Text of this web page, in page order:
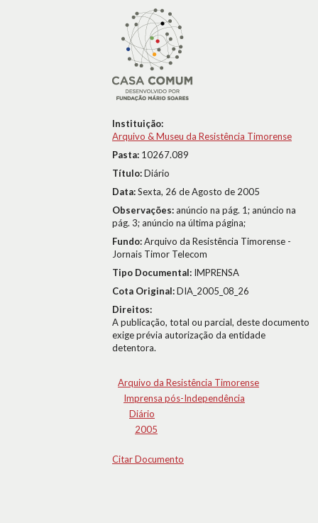
Instituição:
Arquivo & Museu da Resistência Timorense
Pasta: 10267.089
Título:Diário
Data:Sexta, 26 de Agosto de 2005
Observações:anúncio na pág. 1; anúncio na
pág. 3; anúncio na última página;
Fundo:Arquivo da Resistência Timorense -
Jornais Timor Telecom
Tipo Documental: IMPRENSA
Cota Original:DIA_2005_08_26
Direitos:
A publicação, total ou parcial, deste documento
exige prévia autorização da entidade
detentora.
Arquivo da Resistência Timorense
Imprensa pós-Independência
Diário
2005
Citar Documento